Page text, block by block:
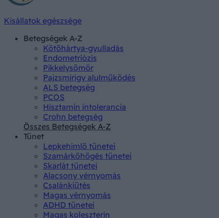
Kisállatok egészsége
Betegségek A-Z
Kötőhártya-gyulladás
Endometriózis
Pikkelysömör
Pajzsmirigy alulműködés
ALS betegség
PCOS
Hisztamin intolerancia
Crohn betegség
Összes Betegségek A-Z
Tünet
Lepkehimlő tünetei
Szamárköhögés tünetei
Skarlát tünetei
Alacsony vérnyomás
Csalánkiütés
Magas vérnyomás
ADHD tünetei
Magas koleszterin